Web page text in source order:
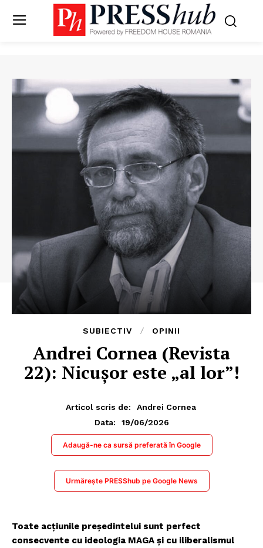
SUBIECTIV OPINII
Andrei Cornea (Revista
22): Nicușor este „al lor”!
Articol scris de:
Andrei Cornea
Data:
19/06/2026
Adaugă-ne ca sursă preferată în Google
Urmărește PRESShub pe Google News
Toate acțiunile președintelui sunt perfect
consecvente cu ideologia MAGA și cu iliberalismul